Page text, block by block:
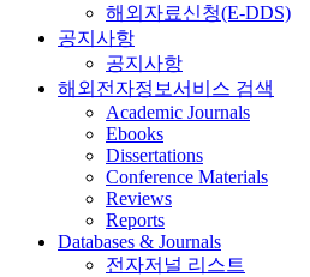
해외자료신청(E-DDS)
공지사항
공지사항
해외전자정보서비스 검색
Academic Journals
Ebooks
Dissertations
Conference Materials
Reviews
Reports
Databases & Journals
전자저널 리스트